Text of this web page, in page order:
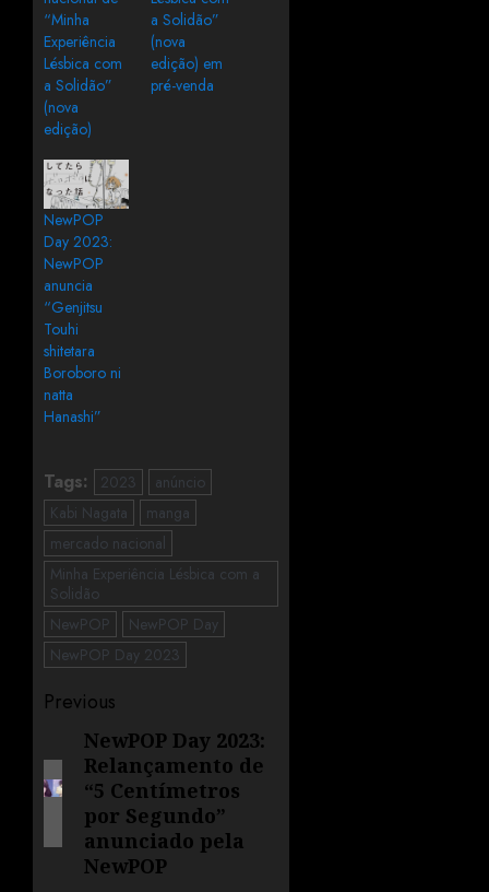
“Minha
Experiência
Lésbica com
a Solidão”
(nova
edição)
a Solidão”
(nova
edição) em
pré-venda
NewPOP
Day 2023:
NewPOP
anuncia
“Genjitsu
Touhi
shitetara
Boroboro ni
natta
Hanashi”
Tags: 2023
anúncio
Kabi Nagata
manga
mercado nacional
Minha Experiência Lésbica com a
Solidão
NewPOP
NewPOP Day
NewPOP Day 2023
Previous
NewPOP Day 2023:
Relançamento de
“5 Centímetros
por Segundo”
anunciado pela
NewPOP